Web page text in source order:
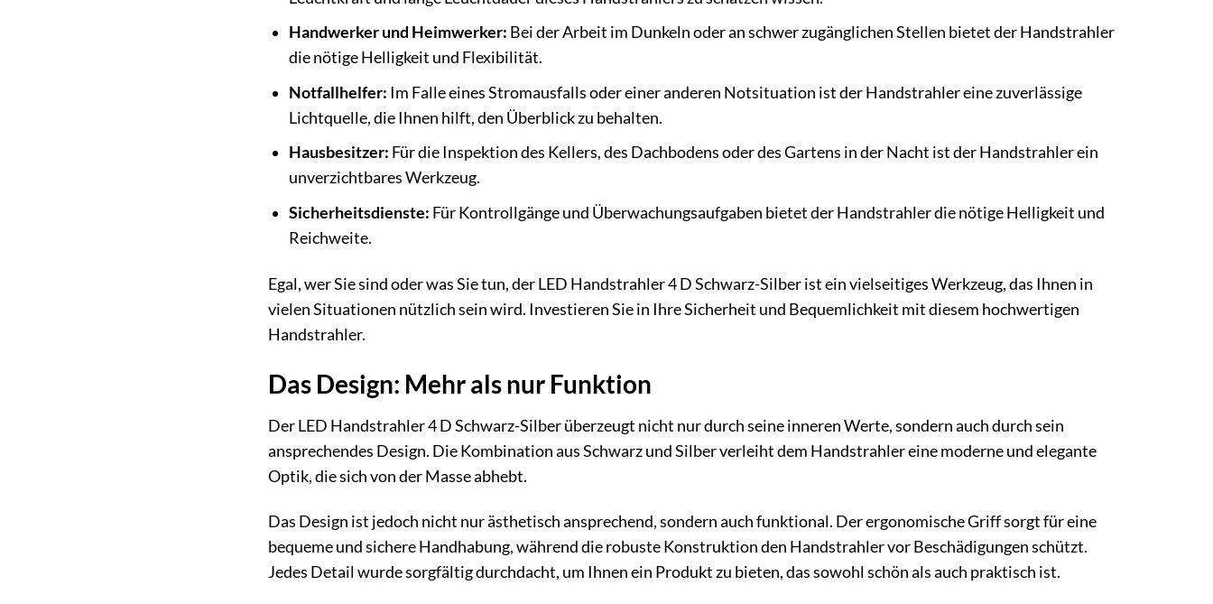
Handwerker und Heimwerker: Bei der Arbeit im Dunkeln oder an schwer zugänglichen Stellen bietet der Handstrahler
die nötige Helligkeit und Flexibilität.
Notfallhelfer: Im Falle eines Stromausfalls oder einer anderen Notsituation ist der Handstrahler eine zuverlässige
Lichtquelle, die Ihnen hilft, den Überblick zu behalten.
Hausbesitzer: Für die Inspektion des Kellers, des Dachbodens oder des Gartens in der Nacht ist der Handstrahler ein
unverzichtbares Werkzeug.
Sicherheitsdienste: Für Kontrollgänge und Überwachungsaufgaben bietet der Handstrahler die nötige Helligkeit und
Reichweite.
Egal, wer Sie sind oder was Sie tun, der LED Handstrahler 4 D Schwarz-Silber ist ein vielseitiges Werkzeug, das Ihnen in
vielen Situationen nützlich sein wird. Investieren Sie in Ihre Sicherheit und Bequemlichkeit mit diesem hochwertigen
Handstrahler.
Das Design: Mehr als nur Funktion
Der LED Handstrahler 4 D Schwarz-Silber überzeugt nicht nur durch seine inneren Werte, sondern auch durch sein
ansprechendes Design. Die Kombination aus Schwarz und Silber verleiht dem Handstrahler eine moderne und elegante
Optik, die sich von der Masse abhebt.
Das Design ist jedoch nicht nur ästhetisch ansprechend, sondern auch funktional. Der ergonomische Griff sorgt für eine
bequeme und sichere Handhabung, während die robuste Konstruktion den Handstrahler vor Beschädigungen schützt.
Jedes Detail wurde sorgfältig durchdacht, um Ihnen ein Produkt zu bieten, das sowohl schön als auch praktisch ist.